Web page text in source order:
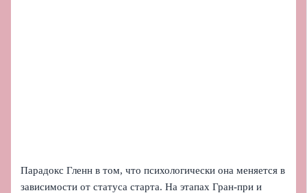
Парадокс Гленн в том, что психологически она меняется в
зависимости от статуса старта. На этапах Гран‑при и